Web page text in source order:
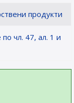
продукти
чл. 47, ал. 1 и